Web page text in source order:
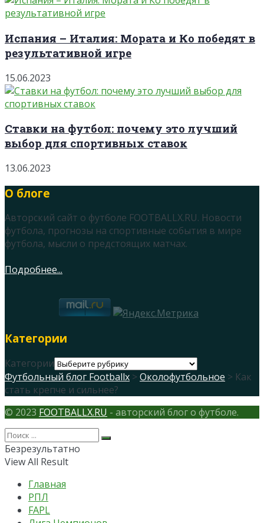
Испания – Италия: Мората и Ко победят в
результативной игре
15.06.2023
Ставки на футбол: почему это лучший
выбор для спортивных ставок
13.06.2023
О блоге
Авторский сайт о футболе FOOTBALLX.RU. Новости
футбола, прогнозы на спортивные события в мире
футбола, мысли о предстоящих матчах.
Подробнее...
Категории
Категории
Футбольный блог Footballx > Околофутбольное > Как
стать крепче и сильнее?
© 2023 FOOTBALLX.RU - авторский блог о футболе.
Безрезультатно
View All Result
Главная
РПЛ
FAPL